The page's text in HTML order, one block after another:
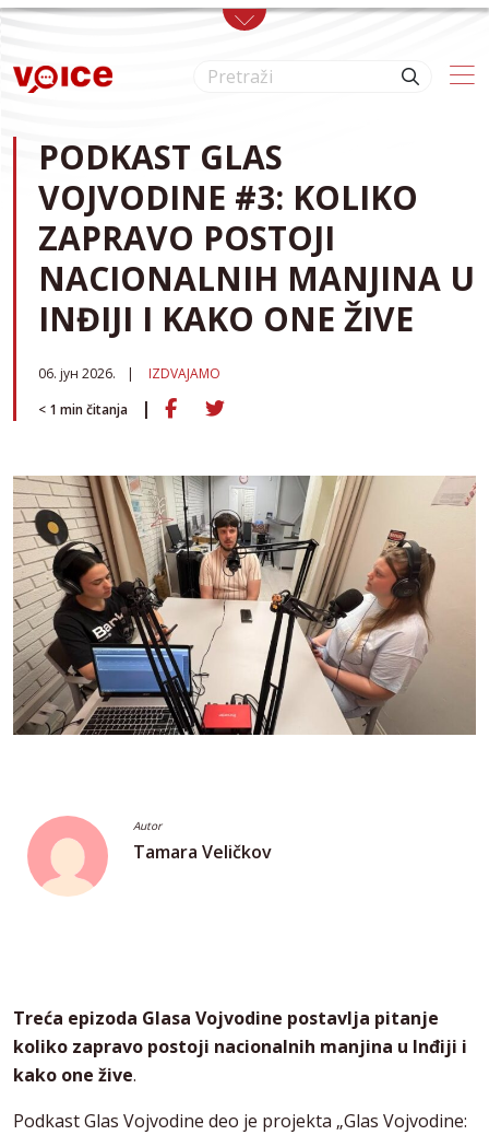
Skip to main content
PODKAST GLAS
VOJVODINE #3: KOLIKO
ZAPRAVO POSTOJI
NACIONALNIH MANJINA U
INĐIJI I KAKO ONE ŽIVE
06. јун 2026.
IZDVAJAMO
< 1 min čitanja
Autor
Tamara Veličkov
Treća epizoda Glasa Vojvodine postavlja pitanje
koliko zapravo postoji nacionalnih manjina u Inđiji i
kako one žive.
Podkast Glas Vojvodine deo je projekta „Glas Vojvodine: